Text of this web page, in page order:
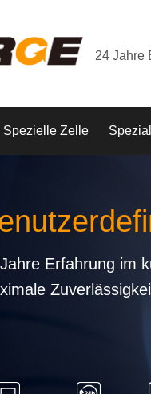
24 Jahre
Spezielle Zelle
Erfahrung im